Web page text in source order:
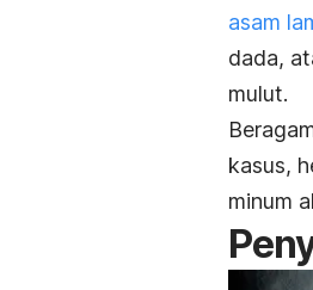
asam
dada,
mulut.
kasus,
minum